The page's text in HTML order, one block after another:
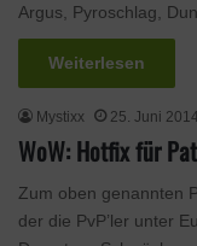
Argus, Pyroschlag,
Weiterlesen
Mystixx 25. Juni 2014
WoW: Hotfix für
Zum oben genannten
der die PvP’ler unter